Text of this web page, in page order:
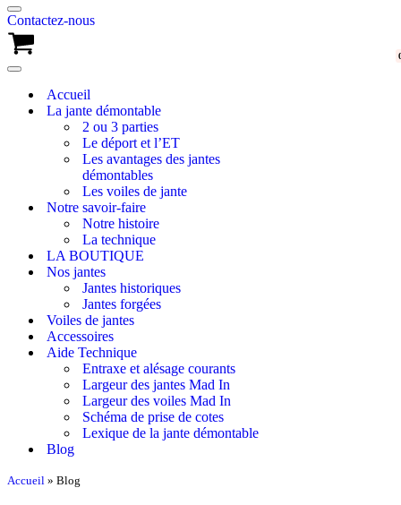
Menu
de
navigation
Contactez-nous
Panier
Menu
navigationAccueil
La jante démontable
2 ou 3 parties
Le déport et l’ET
Les avantages des jantes
démontables
Les voiles de jante
Notre savoir-faire
Notre histoire
La technique
LA BOUTIQUE
Nos jantes
Jantes historiques
Jantes forgées
Voiles de jantes
Accessoires
Aide Technique
Entraxe et alésage courants
Largeur des jantes Mad In
Largeur des voiles Mad In
Schéma de prise de cotes
Lexique de la jante démontable
Blog
Accueil » Blog